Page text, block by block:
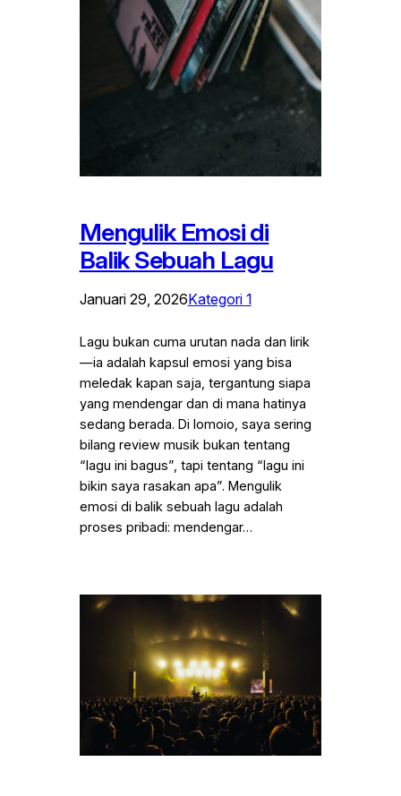
Mengulik Emosi di
Balik Sebuah Lagu
Januari 29, 2026Kategori 1
Lagu bukan cuma urutan nada dan lirik
—ia adalah kapsul emosi yang bisa
meledak kapan saja, tergantung siapa
yang mendengar dan di mana hatinya
sedang berada. Di Iomoio, saya sering
bilang review musik bukan tentang
“lagu ini bagus”, tapi tentang “lagu ini
bikin saya rasakan apa”. Mengulik
emosi di balik sebuah lagu adalah
proses pribadi: mendengar…